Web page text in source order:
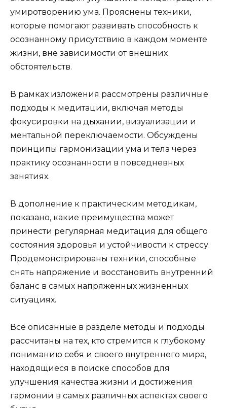
умиротворению ума. Прояснены техники,
которые помогают развивать способность к
осознанному присутствию в каждом моменте
жизни, вне зависимости от внешних
обстоятельств.
В рамках изложения рассмотрены различные
подходы к медитации, включая методы
фокусировки на дыхании, визуализации и
ментальной переключаемости. Обсуждены
принципы гармонизации ума и тела через
практику осознанности в повседневных
занятиях.
В дополнение к практическим методикам,
показано, какие преимущества может
принести регулярная медитация для общего
состояния здоровья и устойчивости к стрессу.
Продемонстрированы техники, способные
снять напряжение и восстановить внутренний
баланс в самых напряженных жизненных
ситуациях.
Все описанные в разделе методы и подходы
рассчитаны на тех, кто стремится к глубокому
пониманию себя и своего внутреннего мира,
находящиеся в поиске способов для
улучшения качества жизни и достижения
гармонии в самых различных аспектах своего